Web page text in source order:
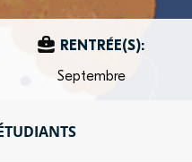
RENTRÉE(S):
Septembre